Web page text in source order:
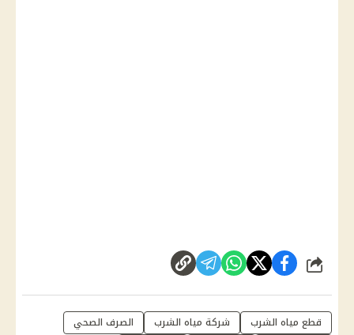
شارك
قطع مياه الشرب شركة مياه الشرب
الصرف الصحي